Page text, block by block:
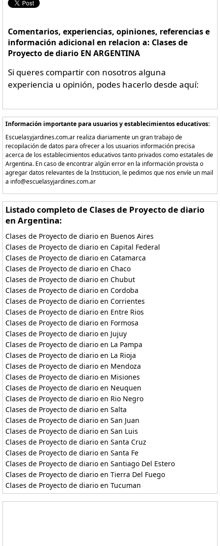
Comentarios, experiencias, opiniones, referencias e
información adicional en relacion a: Clases de
Proyecto de diario EN ARGENTINA
Si queres compartir con nosotros alguna
experiencia u opinión, podes hacerlo desde aquí:
Información importante para usuarios y establecimientos educativos:
Escuelasyjardines.com.ar realiza diariamente un gran trabajo de
recopilación de datos para ofrecer a los usuarios información precisa
acerca de los establecimientos educativos tanto privados como estatales de
Argentina. En caso de encontrar algún error en la información provista o
agregar datos relevantes de la Institucion, le pedimos que nos envíe un mail
a info@escuelasyjardines.com.ar
Listado completo de Clases de Proyecto de diario
en Argentina:
Clases de Proyecto de diario en Buenos Aires
Clases de Proyecto de diario en Capital Federal
Clases de Proyecto de diario en Catamarca
Clases de Proyecto de diario en Chaco
Clases de Proyecto de diario en Chubut
Clases de Proyecto de diario en Cordoba
Clases de Proyecto de diario en Corrientes
Clases de Proyecto de diario en Entre Rios
Clases de Proyecto de diario en Formosa
Clases de Proyecto de diario en Jujuy
Clases de Proyecto de diario en La Pampa
Clases de Proyecto de diario en La Rioja
Clases de Proyecto de diario en Mendoza
Clases de Proyecto de diario en Misiones
Clases de Proyecto de diario en Neuquen
Clases de Proyecto de diario en Rio Negro
Clases de Proyecto de diario en Salta
Clases de Proyecto de diario en San Juan
Clases de Proyecto de diario en San Luis
Clases de Proyecto de diario en Santa Cruz
Clases de Proyecto de diario en Santa Fe
Clases de Proyecto de diario en Santiago Del Estero
Clases de Proyecto de diario en Tierra Del Fuego
Clases de Proyecto de diario en Tucuman